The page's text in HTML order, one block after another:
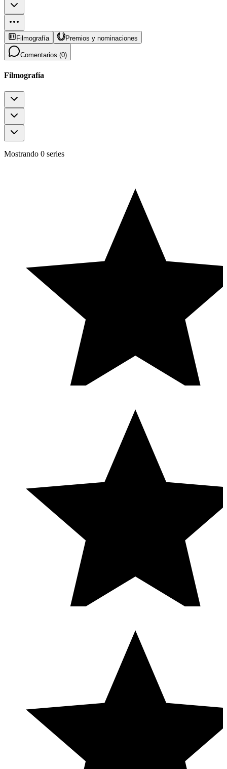
Filmografía Premios y nominaciones
Comentarios (0)
Filmografía
Mostrando 0 series